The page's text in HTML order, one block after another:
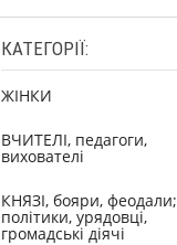
КАТЕГОРІЇ:
ЖІНКИ
ВЧИТЕЛІ, педагоги,
вихователі
КНЯЗІ, бояри, феодали;
політики, урядовці,
громадські діячі